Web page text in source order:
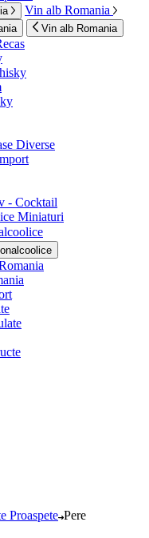
Vin alb Romania
Vin alb Romania
Diverse
- Cocktail
Miniaturi
Proaspete Pere